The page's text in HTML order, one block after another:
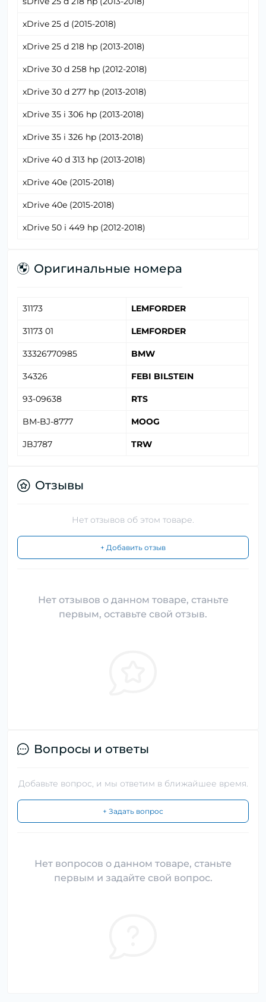
xDrive 25 d (2015-2018)
xDrive 25 d 218 hp (2013-2018)
xDrive 30 d 258 hp (2012-2018)
xDrive 30 d 277 hp (2013-2018)
xDrive 35 i 306 hp (2013-2018)
xDrive 35 i 326 hp (2013-2018)
xDrive 40 d 313 hp (2013-2018)
xDrive 40e (2015-2018)
xDrive 40e (2015-2018)
xDrive 50 i 449 hp (2012-2018)
Оригинальные номера
31173 LEMFORDER
31173 01 LEMFORDER
33326770985 BMW
34326 FEBI BILSTEIN
93-09638 RTS
BM-BJ-8777 MOOG
JBJ787 TRW
Отзывы
Нет отзывов об этом товаре.
+ Добавить отзыв
Нет отзывов о данном товаре, станьте
первым, оставьте свой отзыв.
Вопросы и ответы
Добавьте вопрос, и мы ответим в ближайшее время.
+ Задать вопрос
Нет вопросов о данном товаре, станьте
первым и задайте свой вопрос.